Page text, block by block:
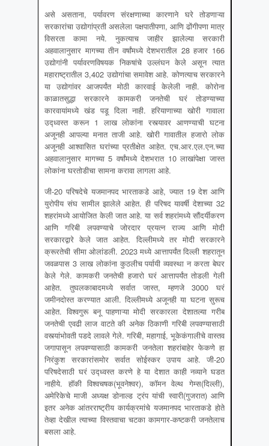
असे असताना, पर्यावरण संरक्षणाच्या कारणाने घरे तोडणाऱ्या
सरकारांचा उद्योगांप्रती असलेला पक्षपातीपणा, आणि ढोंगीपणा मात्र
विसरता कामा नये. नुकत्याच जाहीर झालेल्या सरकारी
अहवालानुसार मागच्या तीन वर्षांमध्ये देशभरातील 28 हजार 166
उद्योगांनी पर्यावरणविषयक निकषांचे उल्लंघन केले असून त्यात
महाराष्ट्रातील 3,402 उद्योगांचा समावेश आहे. कोणत्याच सरकारने
या उद्योगांवर आजपर्यंत मोठी कारवाई केलेली नाही. कोरोना
काळातसुद्धा सरकारने कामकरी जनतेची घरं तोडण्याच्या
कारवायांमध्ये खंड पडू दिला नाही. हरियाणाच्या खोरी गावाला
उद्ध्वस्त करून 1 लाख लोकांना रस्त्यावर आणण्याची घटना
अजूनही आपल्या मनात ताजी आहे. खोरी गावातील हजारो लोक
अजूनही आश्वासित घरांच्या प्रतीक्षेत आहेत. एच.आर.एल.एन.च्या
अहवालानुसार मागच्या 5 वर्षांमध्ये देशभरात 10 लाखांपेक्षा जास्त
लोकांना घरतोडीचा सामना करावा लागला आहे.
जी-20 परिषदेचे यजमानपद भारताकडे आहे, ज्यात 19 देश आणि
युरोपीय संघ सामील झालेले आहेत. ही परिषद यावर्षी देशाच्या 32
शहरांमध्ये आयोजित केली जात आहे. या सर्व शहरांमध्ये साैंदर्यीकरण
आणि गरिबी लपवण्याचे जोरदार प्रयत्न राज्य आणि मोदी
सरकारद्वारे केले जात आहेत. दिल्लीमध्ये तर मोदी सरकारने
क्रूरतेची सीमा ओलांडली. 2023 मध्ये आत्तापर्यंत दिल्ली शहरातून
जवळपास 3 लाख लोकांना कुठलीच पर्यायी व्यवस्था न करता बेघर
केले गेले. कामकरी जनतेची हजारो घरं आत्तापर्यंत तोडली गेली
आहेत. तुघलकाबादमध्ये सर्वात जास्त, म्हणजे 3000 घरं
जमीनदोस्त करण्यात आली. दिल्लीमध्ये अजूनही या घटना सुरूच
आहेत. विश्वगुरू बनू पाहणाऱ्या मोदी सरकारला देशातल्या गरीब
जनतेची एवढी लाज वाटते की अनेक ठिकाणी गरिबी लपवण्यासाठी
वस्त्यांभोवती पडदे लावले गेले. गरिबी, महागाई, भूकेकंगालीचे वास्तव
जगापासून लपवण्यासाठी कामकरी जनतेला शहरांबाहेर फेकणे हा
निरंकुश सरकारांसमोर सर्वात सोईस्कर उपाय आहे. जी-20
परिषदेसाठी घरं उद्ध्वस्त करणे हे या देशात काही नव्याने घडत
नाहीये. हाॅकी विश्वचषक(भूवनेश्वर), काॅमन वेल्थ गेम्स(दिल्ली),
अमेरिकेचे माजी अध्यक्ष डोनाल्ड ट्रंप यांची स्वारी(गुजरात) आणि
इतर अनेक आंतरराष्ट्रीय कार्यक्रमांचे यजमानपद भारताकडे होते
तेव्हा देखील त्याच्या विस्तवाचा चटका कामगार-कष्टकरी जनतेलाच
बसला आहे.